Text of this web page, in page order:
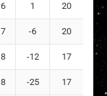
1 20
-6 20
-12 17
-25 17